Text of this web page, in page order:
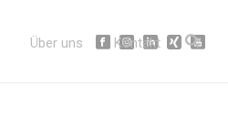
Über uns Kontakt